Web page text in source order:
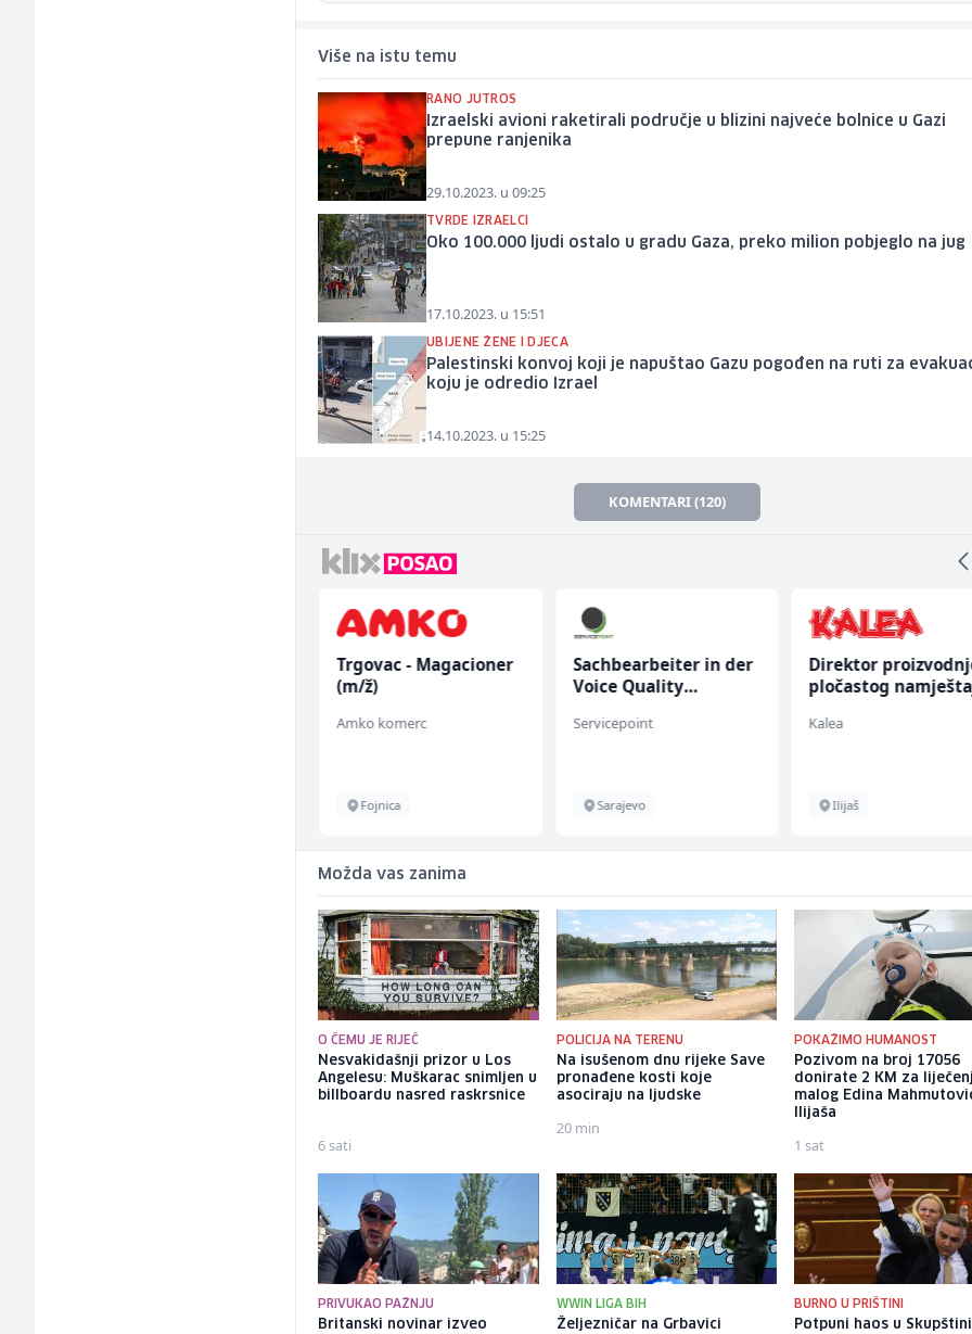
Više na istu temu
RANO JUTROS
Izraelski avioni raketirali područje u blizini najveće bolnice u Gazi
prepune ranjenika
29.10.2023. u 09:25
TVRDE IZRAELCI
Oko 100.000 ljudi ostalo u gradu Gaza, preko milion pobjeglo na jug
17.10.2023. u 15:51
UBIJENE ŽENE I DJECA
Palestinski konvoj koji je napuštao Gazu pogođen na ruti za
koju je odredio Izrael
14.10.2023. u 15:25
KOMENTARI (120)
Trgovac - Magacioner
(m/ž)
Amko komerc
Fojnica
Sachbearbeiter in der
Voice Quality
Servicepoint
Sarajevo
Direktor
pločastog
Kalea
Ilijaš
Možda vas zanima
O ČEMU JE RIJEČ
Nesvakidašnji prizor u Los
Angelesu: Muškarac snimljen u
billboardu nasred raskrsnice
6 sati
POLICIJA NA TERENU
Na isušenom dnu rijeke Save
pronađene kosti koje
asociraju na ljudske
20 min
POKAŽIMO HUMANOST
Pozivom na broj 17056
donirate 2 KM za
malog Edina
Ilijaša
1 sat
PRIVUKAO PAŽNJU
Britanski novinar izveo
WWIN LIGA BIH
Željezničar na Grbavici
BURNO U PRIŠTINI
Potpuni haos u Skupštini